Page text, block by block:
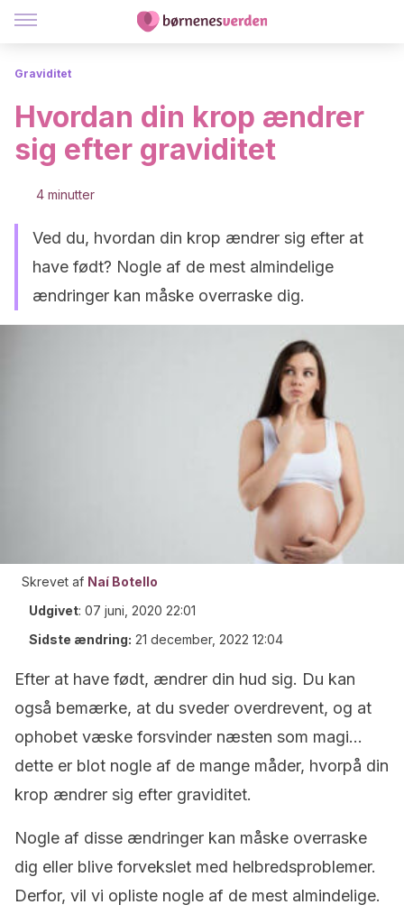
Graviditet
Hvordan din krop ændrer
sig efter graviditet
4 minutter
Ved du, hvordan din krop ændrer sig efter at
have født? Nogle af de mest almindelige
ændringer kan måske overraske dig.
Skrevet af Naí Botello
Udgivet: 07 juni, 2020 22:01
Sidste ændring: 21 december, 2022 12:04
Efter at have født, ændrer din hud sig. Du kan
også bemærke, at du sveder overdrevent, og at
ophobet væske forsvinder næsten som magi…
dette er blot nogle af de mange måder, hvorpå din
krop ændrer sig efter graviditet.
Nogle af disse ændringer kan måske overraske
dig eller blive forvekslet med helbredsproblemer.
Derfor, vil vi opliste nogle af de mest almindelige.